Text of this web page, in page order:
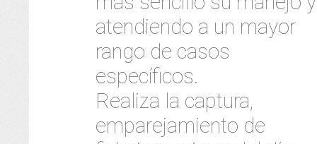
atendiendo a un mayor
rango de casos
específicos.
Realiza la captura,
emparejamiento de